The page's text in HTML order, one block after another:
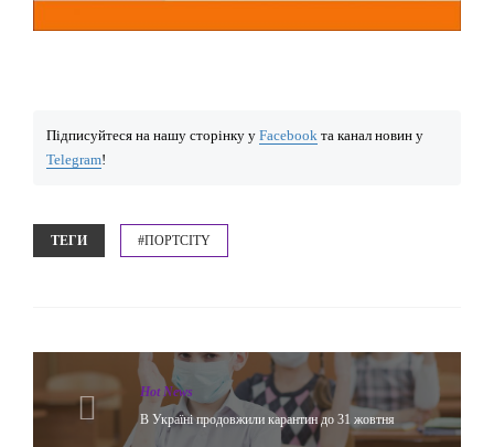
Підписуйтеся на нашу сторінку у Facebook та канал новин у
Telegram!
ТЕГИ #ПОРТCITY
Hot News
В Україні продовжили карантин до 31 жовтня